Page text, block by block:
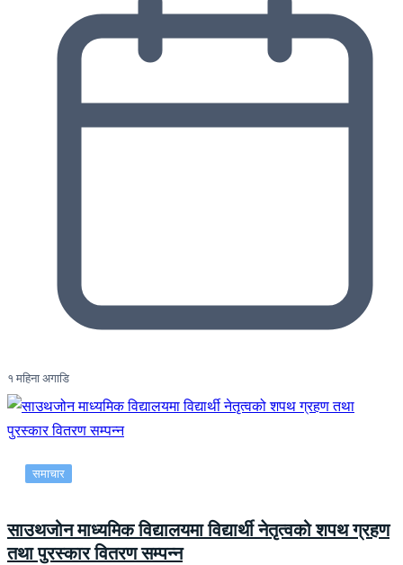
१ महिना अगाडि
समाचार
साउथजोन माध्यमिक विद्यालयमा विद्यार्थी नेतृत्वको शपथ ग्रहण
तथा पुरस्कार वितरण सम्पन्न